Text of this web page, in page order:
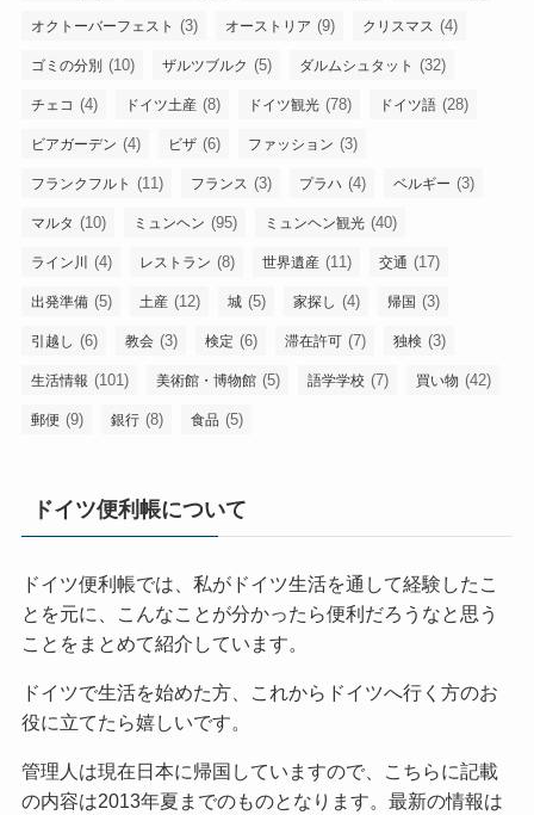
オクトーバーフェスト (3) オーストリア (9) クリスマス (4)
ゴミの分別 (10) ザルツブルク (5) ダルムシュタット (32)
チェコ (4) ドイツ土産 (8) ドイツ観光 (78) ドイツ語 (28)
ビアガーデン (4) ビザ (6) ファッション (3)
フランクフルト (11) フランス (3) プラハ (4) ベルギー (3)
マルタ (10) ミュンヘン (95) ミュンヘン観光 (40)
ライン川 (4) レストラン (8) 世界遺産 (11) 交通 (17)
出発準備 (5) 土産 (12) 城 (5) 家探し (4) 帰国 (3)
引越し (6) 教会 (3) 検定 (6) 滞在許可 (7) 独検 (3)
生活情報 (101) 美術館・博物館 (5) 語学学校 (7) 買い物 (42)
郵便 (9) 銀行 (8) 食品 (5)
ドイツ便利帳について
ドイツ便利帳では、私がドイツ生活を通して経験したこ
とを元に、こんなことが分かったら便利だろうなと思う
ことをまとめて紹介しています。
ドイツで生活を始めた方、これからドイツへ行く方のお
役に立てたら嬉しいです。
管理人は現在日本に帰国していますので、こちらに記載
の内容は2013年夏までのものとなります。最新の情報は